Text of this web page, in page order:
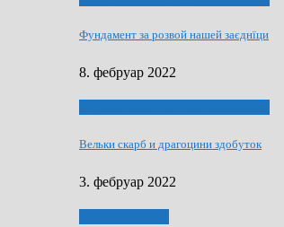
Фундамент за розвой нашей заєднїци
8. фебруар 2022
Вельки скарб и драгоцини здобуток
3. фебруар 2022